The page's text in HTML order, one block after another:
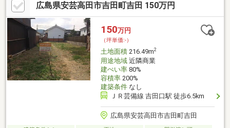
広島県安芸高田市吉田町吉田 150万円
150万円
（坪単価:-）
土地面積216.49m2
用途地域近隣商業
建ぺい率80%
容積率200%
建築条件なし
ＪＲ芸備線 吉田口駅 徒歩6.5km
広島県安芸高田市吉田町吉田